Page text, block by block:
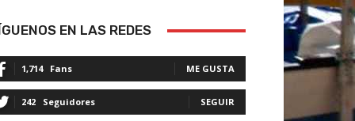
EN LAS REDES
1,714 Fans ME GUSTA
242 Seguidores SEGUIR